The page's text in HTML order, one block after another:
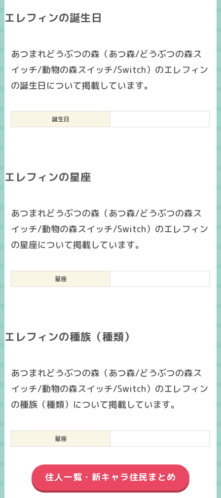
エレフィンの誕生日
あつまれどうぶつの森（あつ森/どうぶつの森ス
イッチ/動物の森スイッチ/Switch）のエレフィン
の誕生日について掲載しています。
誕生日
エレフィンの星座
あつまれどうぶつの森（あつ森/どうぶつの森ス
イッチ/動物の森スイッチ/Switch）のエレフィン
の星座について掲載しています。
星座
エレフィンの種族（種類）
あつまれどうぶつの森（あつ森/どうぶつの森ス
イッチ/動物の森スイッチ/Switch）のエレフィン
の種族（種類）について掲載しています。
星座
住人一覧・新キャラ住民まとめ